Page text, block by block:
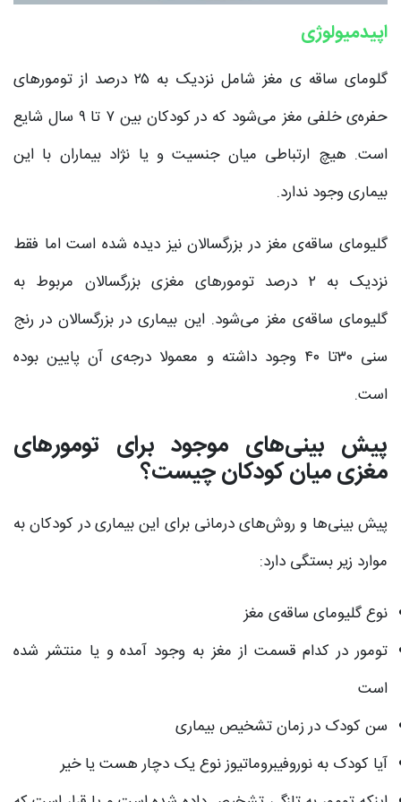
اپیدمیولوژی
گلومای ساقه ی مغز شامل نزدیک به ۲۵ درصد از تومور‌های
حفره‌ی خلفی مغز می‌شود که در کودکان بین ۷ تا ۹ سال شایع
است. هیچ ارتباطی میان جنسیت و یا نژاد بیماران با این
بیماری وجود ندارد.
گلیومای ساقه‌ی مغز در بزرگسالان نیز دیده شده است اما فقط
نزدیک به ۲ درصد تومور‌های مغزی بزرگسالان مربوط به
گلیومای ساقه‌ی مغز می‌شود. این بیماری در بزرگسالان در رنج
سنی ۳۰تا ۴۰ وجود داشته و معمولا درجه‌ی آن پایین بوده
است.
پیش بینی‌های موجود برای تومور‌های
مغزی میان کودکان چیست؟
پیش بینی‌ها و روش‌های درمانی برای این بیماری در کودکان به
موارد زیر بستگی دارد:
نوع گلیومای ساقه‌ی مغز
تومور در کدام قسمت از مغز به وجود آمده و یا منتشر شده
است
سن کودک در زمان تشخیص بیماری
آیا کودک به نوروفیبروماتیوز نوع یک دچار هست یا خیر